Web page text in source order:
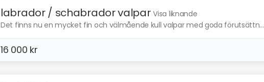
labrador / schabrador valpar Visa liknande
Det finns nu en mycket fin och välmående kull valpar med goda förutsättn...
16 000 kr